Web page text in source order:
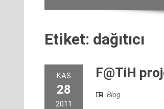
Etiket: dağıtıcı
KAS
28
2011
F@TiH
Blog